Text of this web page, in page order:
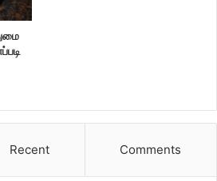
Recent Comments